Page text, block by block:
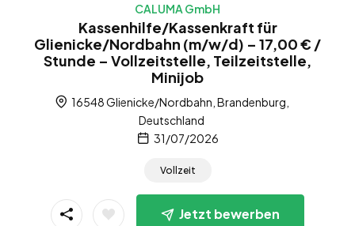
CALUMA GmbH
Kassenhilfe/Kassenkraft für
Glienicke/Nordbahn (m/w/d) – 17,00 € /
Stunde – Vollzeitstelle, Teilzeitstelle,
Minijob
16548 Glienicke/Nordbahn, Brandenburg,
Deutschland
31/07/2026
Vollzeit
Jetzt bewerben